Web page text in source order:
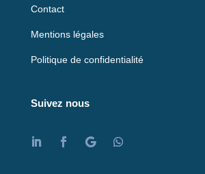
Contact
Mentions légales
Politique de confidentialité
Suivez nous